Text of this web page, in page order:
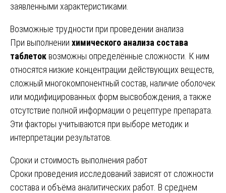
заявленными характеристиками.
Возможные трудности при проведении анализа
При выполнении химического анализа состава
таблеток возможны определённые сложности. К ним
относятся низкие концентрации действующих веществ,
сложный многокомпонентный состав, наличие оболочек
или модифицированных форм высвобождения, а также
отсутствие полной информации о рецептуре препарата.
Эти факторы учитываются при выборе методик и
интерпретации результатов.
Сроки и стоимость выполнения работ
Сроки проведения исследований зависят от сложности
состава и объёма аналитических работ. В среднем